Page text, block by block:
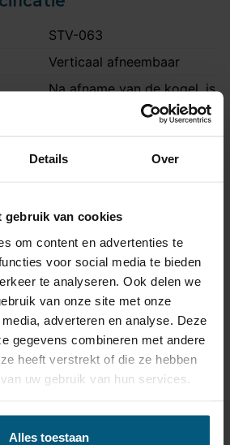
Details Over
gebruik van cookies
om content en advertenties te
voor social media te bieden
te analyseren. Ook delen we
van onze site met onze
adverteren en analyse. Deze
gegevens combineren met andere
heeft verstrekt of die ze hebben
uw gebruik van hun services.
Alles toestaan
STV-063
Verticaal afneembaar
Na afname van de kogel, is
de houder van de trekhaak
volledig uit het zicht
Nee
1 uur 30 minuten
Ja
Volkswagen: R-Line en GTI
uitvoering | Skoda: RS